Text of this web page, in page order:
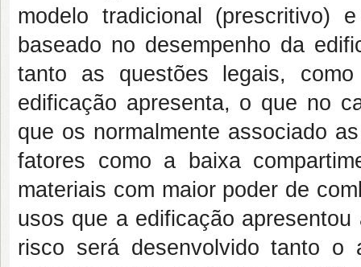
modelo tradicional (prescritivo)
baseado no desempenho da
tanto as questões legais,
edificação apresenta, o que no
que os normalmente associado
fatores como a baixa
materiais com maior poder de
usos que a edificação
risco será desenvolvido tanto o